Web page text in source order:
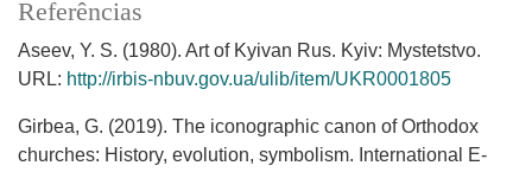
Referências
Aseev, Y. S. (1980). Art of Kyivan Rus. Kyiv: Mystetstvo.
URL: http://irbis-nbuv.gov.ua/ulib/item/UKR0001805
Girbea, G. (2019). The iconographic canon of Orthodox
churches: History, evolution, symbolism. International E-